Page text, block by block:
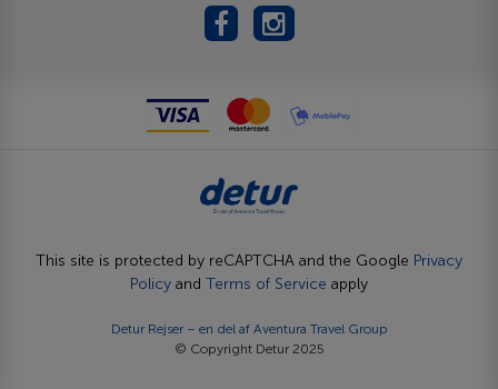
This site is protected by reCAPTCHA and the Google Privacy
Policy and Terms of Service apply
Detur Rejser – en del af Aventura Travel Group
© Copyright Detur 2025